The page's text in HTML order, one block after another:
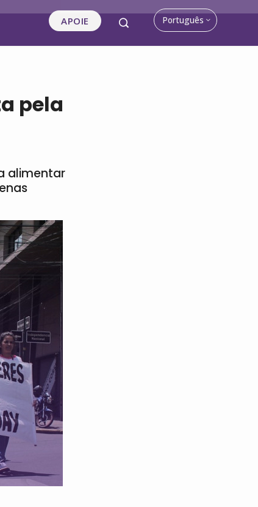
APOIE Português
pela
alimentar